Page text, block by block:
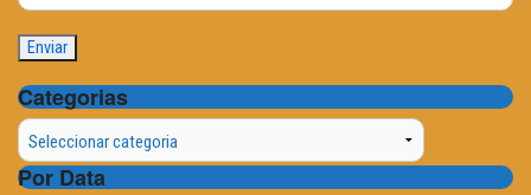
Categorias
Categorias
Por Data